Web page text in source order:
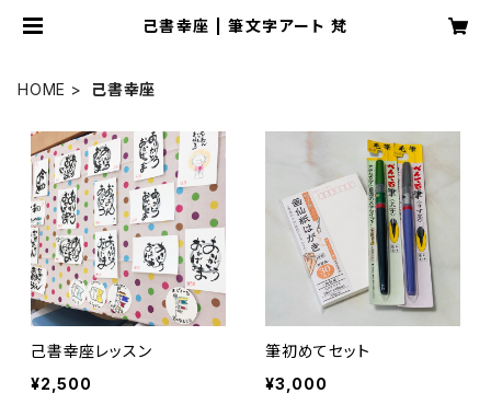
己書幸座 | 筆文字アート 梵
HOME 己書幸座
己書幸座レッスン
¥2,500
筆初めてセット
¥3,000